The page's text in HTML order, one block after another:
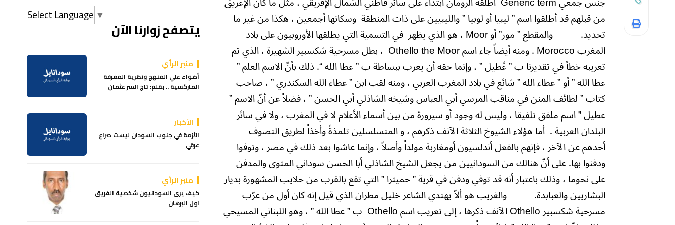
من قبلهم قد أطلقوا اسم ” ليبيا أو لوبيا ” والليبيين على ذات المنطقة وسكانها أجمعين ، هكذا من غير ما
تحديد.
والمقطع ” مور” أوMoor ، هو الذي يظهر في التسمية التي يطلقها الأوروبيون على بلاد
المغربMorocco. ومنه أيضاً جاء اسمOthello the Moor ، بطل مسرحية شكسبير الشهيرة ، الذي تم
تعريبه خطأ في تقديرنا ب ” عُطيل ” ، وإنما حقه أن يعرب ببساطة ب ” عطا الله “. ذلك بأنّ الاسم العلم ”
عطا الله ” أو ” عطاء الله ” شائع في بلاد المغرب العربي ، ومنه لقب ابن ” عطاء الله السكندري ” ، صاحب
كتاب ” لطائف المنن في مناقب المرسي أبي العباس وشيخه الشاذلي أبي الحسن ” ، فضلاً عن أنّ الاسم ”
عطيل ” اسم ملفق تلفيقا ، وليس له وجود أو سيرورة من بين أسماء الأعلام لا في المغرب ، ولا في سائر
البلدان العربية . أما هؤلاء الشيوخ الثلاثة الآنف ذكرهم ، و المتسلسلين تلمذةً وأخذاً لطريق التصوف
أحدهم عن الآخر ، فإنهم بالفعل أندلسيون أومغاربة مولداً وأصلاً ، وإنما عاشوا بعد ذلك في مصر ، وتوفوا
ودفنوا بها. على أنّ هنالك من السودانيين من يجعل الشيخ الشاذلي أبا الحسن سوداني المثوى والمدفن
على نحوما ، وذلك باعتبار أنه قد توفي ودفن في قرية ” حميثرا ” التي تقع بالقرب من حلايب المشهورة بديار
البشاريين والعبابدة.
والغريب هو ألاّ يهتدي الشاعر خليل مطران الذي قيل إنه كان أول من عرّب
مسرحية شكسبيرOthelloالآنف ذكرها ، إلى تعريب اسمOthello ب ” عطا الله ” ، وهو اللبناني المسيحي
Select Language ▼
يتصفح زوارنا الآن
منبر الرأي
أضواء علي المنهج ونظرية المعرفة
الماركسية .. بقلم: تاج السر عثمان
الأخبار
الأزمة في جنوب السودان ليست صراع
عرقي
منبر الرأي
كيف يرى السودانيون شخصية الفريق
اول البرهان